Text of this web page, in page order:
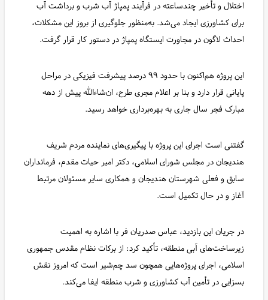
اختلال و تأخیر چندساعته در فرآیند پمپاژ آب شرب و برداشت آب
برای کشاورزی ایجاد می‌شد. به‌منظور جلوگیری از بروز این مشکلات،
احداث لاگون در مجاورت ایستگاه پمپاژ در دستور کار قرار گرفت.
این پروژه هم‌اکنون با حدود ۹۹ درصد پیشرفت فیزیکی در مراحل
پایانی قرار دارد و بنا بر اعلام مجری طرح، ان‌شاءالله پیش از دهه
مبارک فجر سال جاری به بهره‌برداری خواهد رسید.
گفتنی است اجرای این پروژه با پیگیری‌های نماینده مردم شریف
هندیجان در مجلس شورای اسلامی، دکتر امیر حیات مقدم، فرمانداران
سابق و فعلی شهرستان هندیجان و همکاری سایر مسئولان مرتبط
آغاز و در حال تکمیل است.
در جریان این بازدید، عباس صدریان فر با اشاره به اهمیت
زیرساخت‌های آبی منطقه، تأکید کرد: از برکات نظام مقدس جمهوری
اسلامی، اجرای پروژه‌هایی همچون سد چم‌شیر است که امروز نقش
بسزایی در تأمین آب کشاورزی و شرب منطقه ایفا می‌کند.